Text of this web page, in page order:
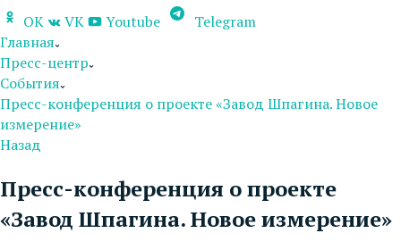
OK
VK Youtube
Telegram
Главная
Пресс-центр
События
Пресс-конференция о проекте «Завод Шпагина. Новое
измерение»
Назад
Пресс-конференция о проекте
«Завод Шпагина. Новое измерение»